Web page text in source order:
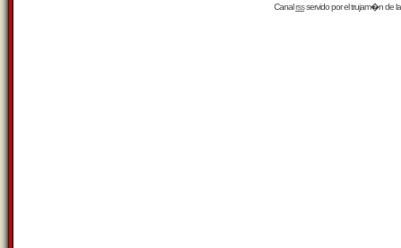
Canalrssservido por eltrujam�nde